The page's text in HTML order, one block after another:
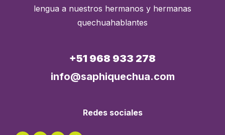
lengua a nuestros hermanos y hermanas
quechuahablantes
+51 968 933 278
info@saphiquechua.com
Redes sociales